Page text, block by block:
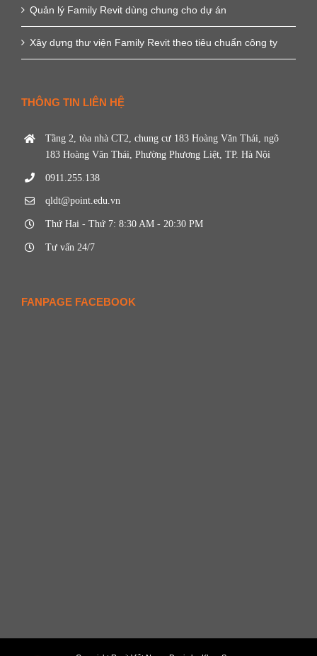
Quản lý Family Revit dùng chung cho dự án
Xây dựng thư viện Family Revit theo tiêu chuẩn công ty
THÔNG TIN LIÊN HỆ
Tầng 2, tòa nhà CT2, chung cư 183 Hoàng Văn Thái, ngõ
183 Hoàng Văn Thái, Phường Phương Liệt, TP. Hà Nội
0911.255.138
qldt@point.edu.vn
Thứ Hai - Thứ 7: 8:30 AM - 20:30 PM
Tư vấn 24/7
FANPAGE FACEBOOK